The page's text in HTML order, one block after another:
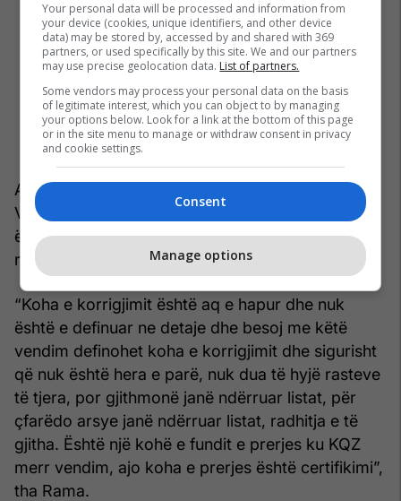
Alim Rama, anëtar i KQZ i emëruar nga Lëvizja
Vetëvendosje, tha se periudha e korrigjimit nuk
është e definuar në detaje dhe se ka pasur edhe
raste të tjera të shtimit të emrave.
“Koha e korrigjimit është aq e hapur dhe nuk
është e definuar ne detaje dhe besoj me këtë
vendim definohet koha e korrigjimit dhe sigurisht
që nuk është hera e parë, nuk dua të hyjë rasteve
të tjera, por gjithmonë janë ndërruar listat, për
çfarëdo arsye janë ndërruar listat, radhitja e të
gjitha. Është një kohë e fundit e prerjes ku KQZ
merr vendim, ajo koha e prerjes është certifikimi”,
tha Rama.
Your personal data will be processed and information from
your device (cookies, unique identifiers, and other device
data) may be stored by, accessed by and shared with 369
partners, or used specifically by this site. We and our partners
may use precise geolocation data. List of partners.
Some vendors may process your personal data on the basis
of legitimate interest, which you can object to by managing
your options below. Look for a link at the bottom of this page
or in the site menu to manage or withdraw consent in privacy
and cookie settings.
Consent
Manage options